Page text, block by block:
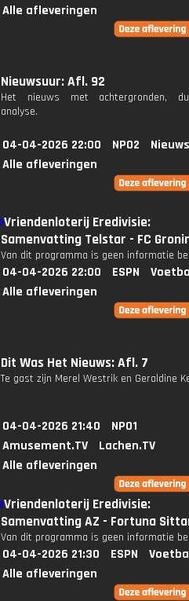
Alle afleveringen
Nieuwsuur: Afl. 92
Het nieuws met achtergronden,
analyse.
04-04-2026 22:00 NPO2
Alle afleveringen
Vriendenloterij Eredivisie:
Samenvatting Telstar - FC
Van dit programma is geen informatie
04-04-2026 22:00 ESPN
Alle afleveringen
Dit Was Het Nieuws: Afl. 7
Te gast zijn Merel Westrik en Geraldine
04-04-2026 21:40
NPO1
Amusement.TV
Lachen.TV
Alle afleveringen
Vriendenloterij Eredivisie:
Samenvatting AZ - Fortuna
Van dit programma is geen informatie
04-04-2026 21:30 ESPN
Alle afleveringen